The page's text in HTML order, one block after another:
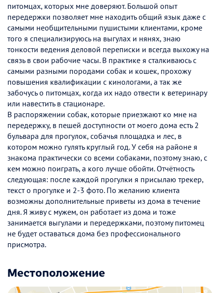
питомцах, которых мне доверяют. Большой опыт
передержки позволяет мне находить общий язык даже с
самыми необщительными пушистыми клиентами, кроме
того я специализируюсь на выгулах и нянях, знаю
тонкости ведения деловой переписки и всегда выхожу на
связь в свои рабочие часы. В практике я сталкиваюсь с
самыми разными породами собак и кошек, прохожу
повышения квалификации с кинологами, а так же
забочусь о питомцах, когда их надо отвести к ветеринару
или навестить в стационаре.
В распоряжении собак, которые приезжают ко мне на
передержку, в пешей доступности от моего дома есть 2
бульвара для прогулок, собачья площадка и лес, в
котором можно гулять круглый год. У себя на районе я
знакома практически со всеми собаками, поэтому знаю, с
кем можно поиграть, а кого лучше обойти. Отчётность
следующая: после каждой прогулки я присылаю трекер,
текст о прогулке и 2-3 фото. По желанию клиента
возможны дополнительные приветы из дома в течение
дня. Я живу с мужем, он работает из дома и тоже
занимается выгулами и передержками, поэтому питомец
не будет оставаться дома без профессионального
присмотра.
Местоположение